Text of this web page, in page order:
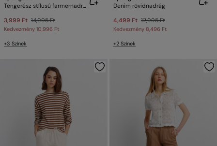
Tengerész stílusú farmernadrág
3,999 Ft 14,995 Ft
Kedvezmény 10,996 Ft
+3 Színek
Denim rövidnadrág
4,499 Ft 12,995 Ft
Kedvezmény 8,496 Ft
+2 Színek